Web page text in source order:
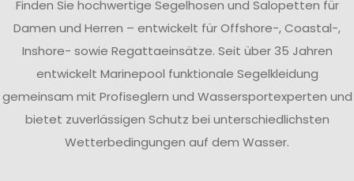
Finden Sie hochwertige Segelhosen und Salopetten für
Damen und Herren – entwickelt für Offshore-, Coastal-,
Inshore- sowie Regattaeinsätze. Seit über 35 Jahren
entwickelt Marinepool funktionale Segelkleidung
gemeinsam mit Profiseglern und Wassersportexperten und
bietet zuverlässigen Schutz bei unterschiedlichsten
Wetterbedingungen auf dem Wasser.